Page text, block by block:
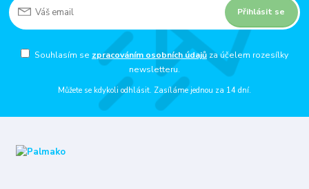
Přihlásit se
Souhlasím se zpracováním osobních údajůza účelem rozesílky
newsletteru.
Můžete se kdykoli odhlásit. Zasíláme jednou za 14 dní.